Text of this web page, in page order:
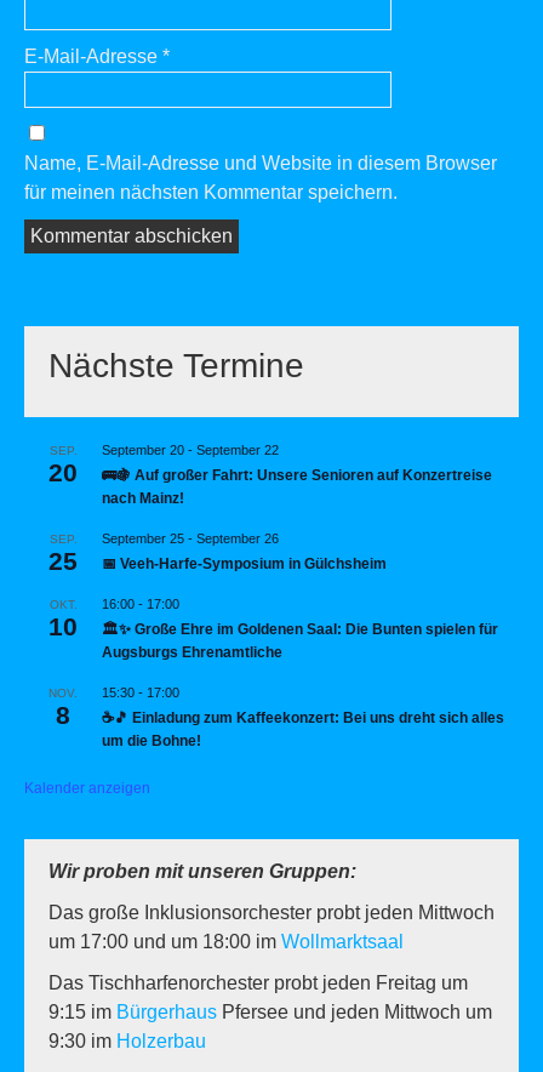
E-Mail-Adresse *
Name, E-Mail-Adresse und Website in diesem Browser
für meinen nächsten Kommentar speichern.
Nächste Termine
SEP.
20
September 20 - September 22
🚌🍇 Auf großer Fahrt: Unsere Senioren auf Konzertreise
nach Mainz!
SEP.
25
September 25 - September 26
📅 Veeh-Harfe-Symposium in Gülchsheim
OKT.
10
16:00 - 17:00
🏛️✨ Große Ehre im Goldenen Saal: Die Bunten spielen für
Augsburgs Ehrenamtliche
NOV.
8
15:30 - 17:00
☕🎵 Einladung zum Kaffeekonzert: Bei uns dreht sich alles
um die Bohne!
Kalender anzeigen
Wir proben mit unseren Gruppen:
Das große Inklusionsorchester probt jeden Mittwoch
um 17:00 und um 18:00 im Wollmarktsaal
Das Tischharfenorchester probt jeden Freitag um
9:15 im Bürgerhaus Pfersee und jeden Mittwoch um
9:30 im Holzerbau